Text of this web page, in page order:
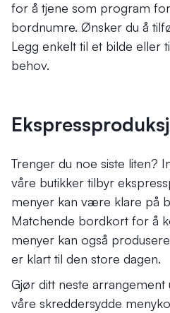
for å tjene som program
bordnumre. Ønsker du å
Legg enkelt til et bilde eller
behov.
Trenger du noe siste liten?
våre butikker tilbyr
menyer kan være klare på
Matchende bordkort for å
menyer kan også
er klart til den store dagen.
Gjør ditt neste
våre skreddersydde